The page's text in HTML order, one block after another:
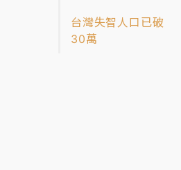
台灣失智人口已破
30萬